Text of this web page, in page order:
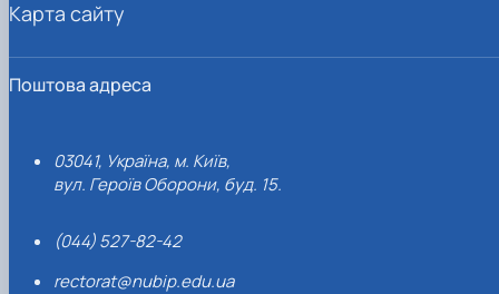
Поштова адреса
03041, Україна, м. Київ,
вул. Героїв Оборони, буд. 15.
(044) 527-82-42
rectorat@nubip.edu.ua
Карта сайту